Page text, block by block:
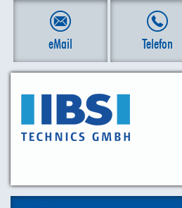
Zum
eMail Telefon